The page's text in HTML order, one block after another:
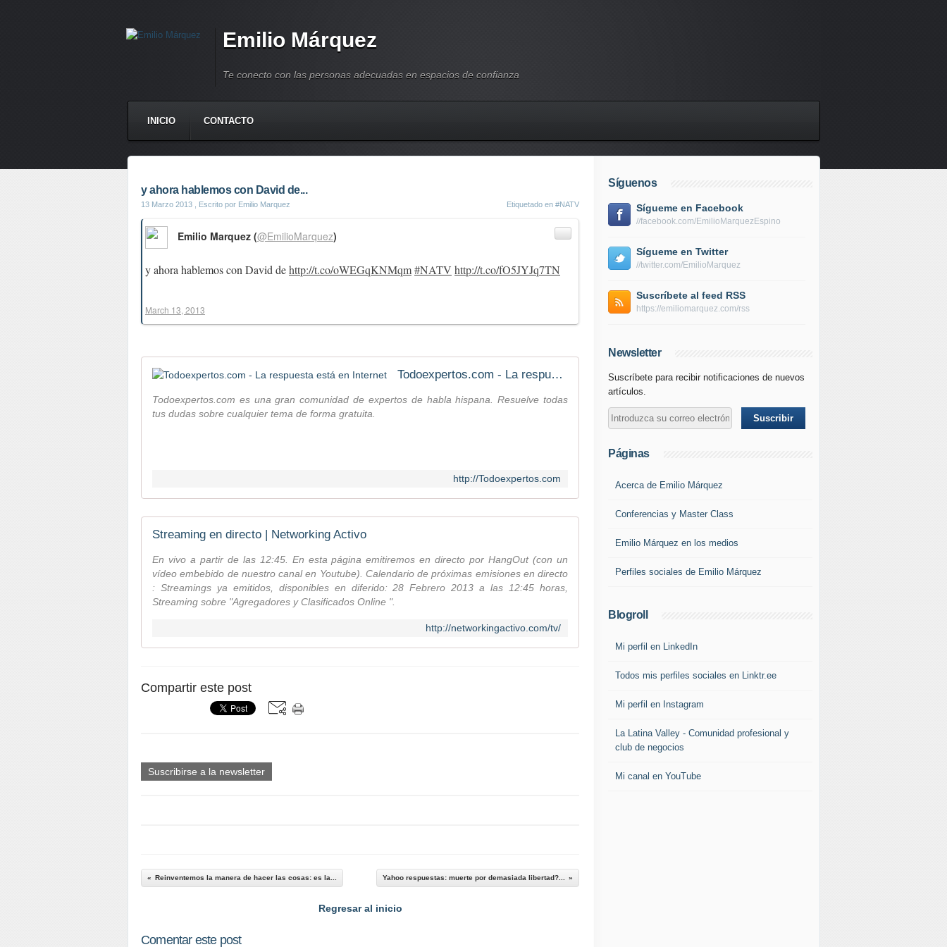
Emilio Márquez
Te conecto con las personas adecuadas en espacios de confianza
INICIO CONTACTO
y ahora hablemos con David de...
13 Marzo 2013 , Escrito por Emilio Marquez Etiquetado en #NATV
y ahora hablemos con David dehttp://t.co/oWEGqKNMqm#NATV http://t.co/fO5JYJq7TN
Emilio Marquez (@EmilioMarquez)
March 13, 2013
Todoexpertos.com - La respuesta está en Internet
Todoexpertos.com es una gran comunidad de expertos de habla hispana. Resuelve todas
tus dudas sobre cualquier tema de forma gratuita.
http://Todoexpertos.com
Streaming en directo | Networking Activo
En vivo a partir de las 12:45. En esta página emitiremos en directo por HangOut (con un
vídeo embebido de nuestro canal en Youtube). Calendario de próximas emisiones en directo
: Streamings ya emitidos, disponibles en diferido: 28 Febrero 2013 a las 12:45 horas,
Streaming sobre "Agregadores y Clasificados Online ".
http://networkingactivo.com/tv/
Compartir este post
Suscribirse a la newsletter
Reinventemos la manera de hacer las cosas: es la... Yahoo respuestas: muerte por demasiada libertad?...
Regresar al inicio
Comentar este post
Síguenos
Sígueme en Facebook
//facebook.com/EmilioMarquezEspino
Sígueme en Twitter
//twitter.com/EmilioMarquez
Suscríbete al feed RSS
https://emiliomarquez.com/rss
Newsletter
Suscríbete para recibir notificaciones de nuevos
artículos.
Páginas
Acerca de Emilio Márquez
Conferencias y Master Class
Emilio Márquez en los medios
Perfiles sociales de Emilio Márquez
Blogroll
Mi perfil en LinkedIn
Todos mis perfiles sociales en Linktr.ee
Mi perfil en Instagram
La Latina Valley - Comunidad profesional y
club de negocios
Mi canal en YouTube